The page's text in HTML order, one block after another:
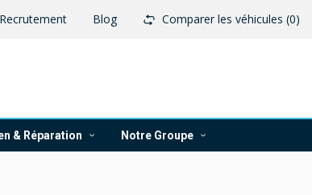
Recrutement Blog Comparer les véhicules (0)
& Réparation Notre Groupe